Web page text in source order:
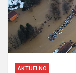
AKTUELNO